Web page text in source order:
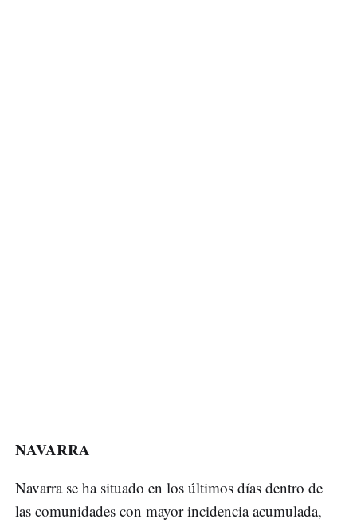
NAVARRA
Navarra se ha situado en los últimos días dentro de
las comunidades con mayor incidencia acumulada,